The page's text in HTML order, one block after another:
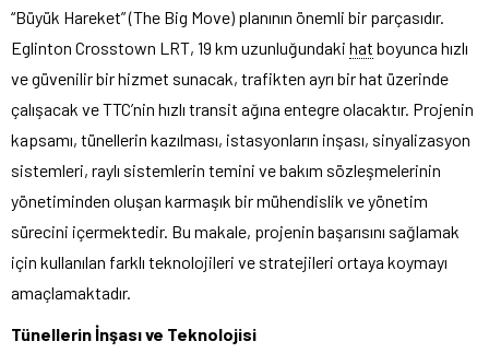
“Büyük Hareket” (The Big Move) planının önemli bir parçasıdır.
Eglinton Crosstown LRT, 19 km uzunluğundaki hat boyunca hızlı
ve güvenilir bir hizmet sunacak, trafikten ayrı bir hat üzerinde
çalışacak ve TTC’nin hızlı transit ağına entegre olacaktır. Projenin
kapsamı, tünellerin kazılması, istasyonların inşası, sinyalizasyon
sistemleri, raylı sistemlerin temini ve bakım sözleşmelerinin
yönetiminden oluşan karmaşık bir mühendislik ve yönetim
sürecini içermektedir. Bu makale, projenin başarısını sağlamak
için kullanılan farklı teknolojileri ve stratejileri ortaya koymayı
amaçlamaktadır.
Tünellerin İnşası ve Teknolojisi